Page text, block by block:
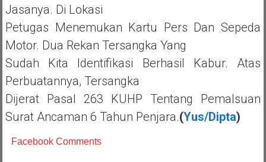
Jasanya. Di Lokasi
Petugas Menemukan Kartu Pers Dan Sepeda
Motor. Dua Rekan Tersangka Yang
Sudah Kita Identifikasi Berhasil Kabur. Atas
Perbuatannya, Tersangka
Dijerat Pasal 263 KUHP Tentang Pemalsuan
Surat Ancaman 6 Tahun Penjara.(Yus/Dipta)
Facebook Comments